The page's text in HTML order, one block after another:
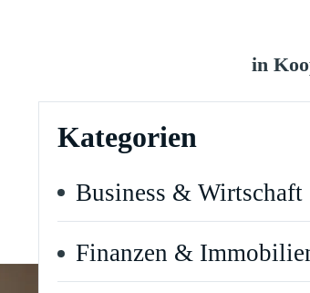
in
Kategorien
Business & Wirtschaft
Finanzen &